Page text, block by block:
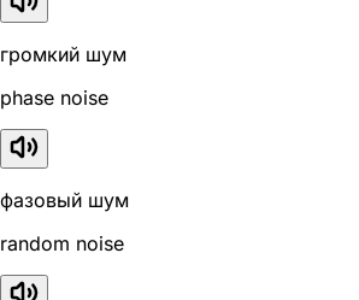
громкий шум
phase noise
фазовый шум
random noise